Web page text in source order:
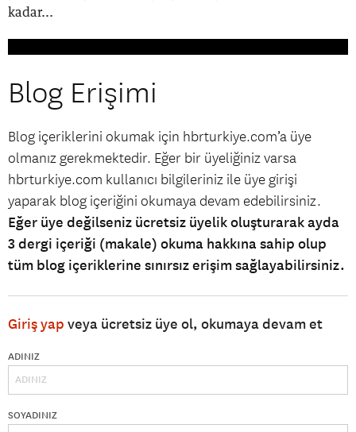
kadar...
Blog Erişimi
Blog içeriklerini okumak için hbrturkiye.com’a üye
olmanız gerekmektedir. Eğer bir üyeliğiniz varsa
hbrturkiye.com kullanıcı bilgileriniz ile üye girişi
yaparak blog içeriğini okumaya devam edebilirsiniz.
Eğer üye değilseniz ücretsiz üyelik oluşturarak ayda
3 dergi içeriği (makale) okuma hakkına sahip olup
tüm blog içeriklerine sınırsız erişim sağlayabilirsiniz.
Giriş yap veya ücretsiz üye ol, okumaya devam et
ADINIZ
SOYADINIZ